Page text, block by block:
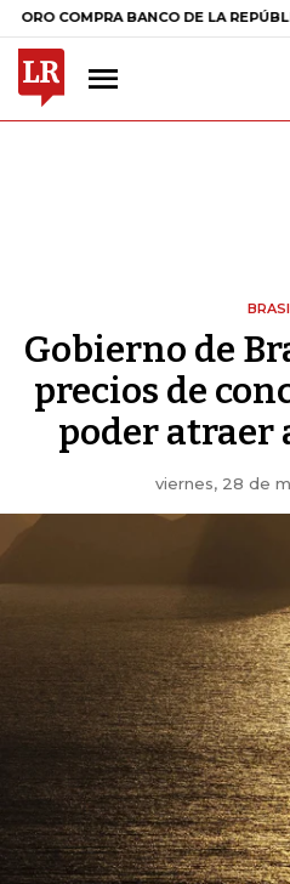
BANCO DE LA REPÚBLICA $
Gobierno de
precios de
poder atraer
viernes, 28 de